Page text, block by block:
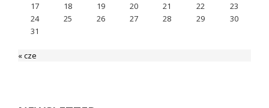
17
18 19 20 21 22
23
24
25 26 27 28 29
30
31
« cze